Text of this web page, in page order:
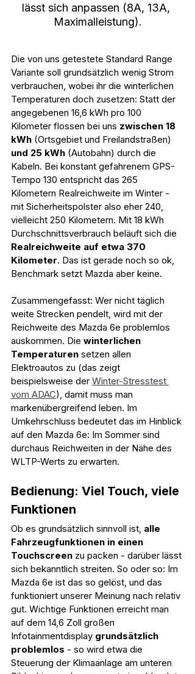
lässt sich anpassen (8A, 13A,
Maximalleistung).
Die von uns getestete Standard Range
Variante soll grundsätzlich wenig Strom
verbrauchen, wobei ihr die winterlichen
Temperaturen doch zusetzen: Statt der
angegebenen 16,6 kWh pro 100
Kilometer flossen bei uns zwischen 18
kWh (Ortsgebiet und Freilandstraßen)
und 25 kWh (Autobahn) durch die
Kabeln. Bei konstant gefahrenem GPS-
Tempo 130 entspricht das 265
Kilometern Realreichweite im Winter -
mit Sicherheitspolster also eher 240,
vielleicht 250 Kilometern. Mit 18 kWh
Durchschnittsverbrauch beläuft sich die
Realreichweite auf etwa 370
Kilometer. Das ist gerade noch so ok,
Benchmark setzt Mazda aber keine.
Zusammengefasst: Wer nicht täglich
weite Strecken pendelt, wird mit der
Reichweite des Mazda 6e problemlos
auskommen. Die winterlichen
Temperaturen setzen allen
Elektroautos zu (das zeigt
beispielsweise der Winter-Stresstest
vom ADAC), damit muss man
markenübergreifend leben. Im
Umkehrschluss bedeutet das im Hinblick
auf den Mazda 6e: Im Sommer sind
durchaus Reichweiten in der Nähe des
WLTP-Werts zu erwarten.
Bedienung: Viel Touch, viele
Funktionen
Ob es grundsätzlich sinnvoll ist, alle
Fahrzeugfunktionen in einen
Touchscreen zu packen - darüber lässt
sich bekanntlich streiten. So oder so: Im
Mazda 6e ist das so gelöst, und das
funktioniert unserer Meinung nach relativ
gut. Wichtige Funktionen erreicht man
auf dem 14,6 Zoll großen
Infotainmentdisplay grundsätzlich
problemlos - so wird etwa die
Steuerung der Klimaanlage am unteren